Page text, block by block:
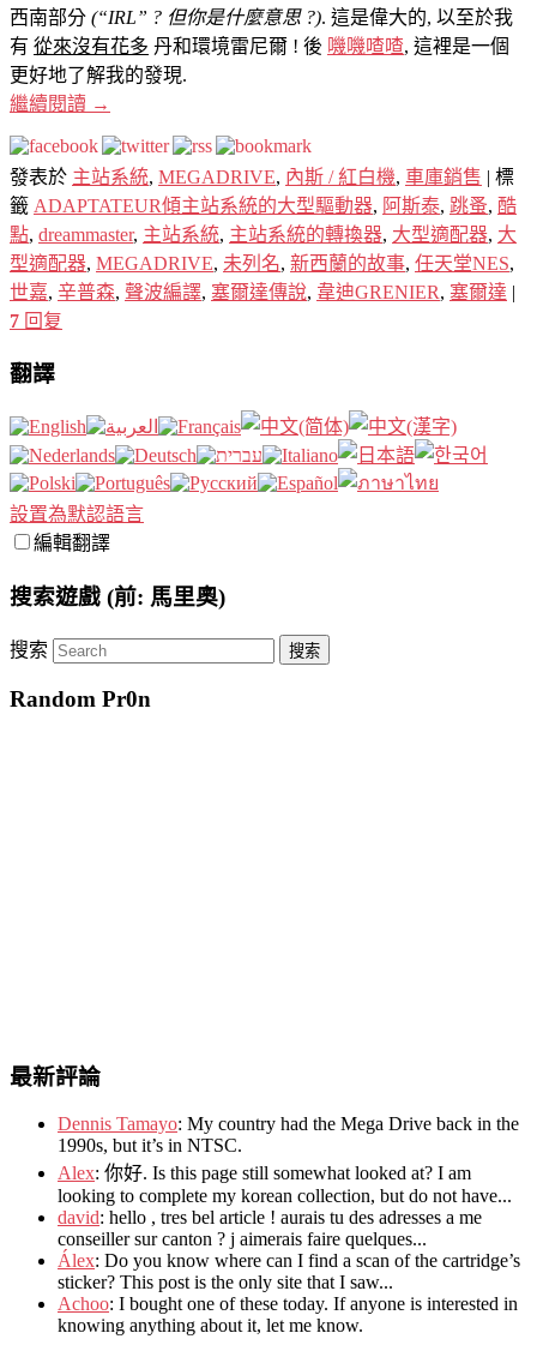
西南部分 (“IRL” ? 但你是什麼意思 ?). 這是偉大的, 以至於我
有 從來沒有花多 丹和環境雷尼爾 ! 後 嘰嘰喳喳, 這裡是一個
更好地了解我的發現.
繼續閱讀 →
發表於 主站系統, MEGADRIVE, 內斯 / 紅白機, 車庫銷售 | 標
籤 ADAPTATEUR傾主站系統的大型驅動器, 阿斯泰, 跳蚤, 酷
點, dreammaster, 主站系統, 主站系統的轉換器, 大型適配器, 大
型適配器, MEGADRIVE, 未列名, 新西蘭的故事, 任天堂NES,
世嘉, 辛普森, 聲波編譯, 塞爾達傳說, 韋迪GRENIER, 塞爾達 |
7 回复
翻譯
設置為默認語言
編輯翻譯
搜索遊戲 (前: 馬里奧)
搜索
Random Pr0n
最新評論
Dennis Tamayo: My country had the Mega Drive back in the
1990s, but it’s in NTSC.
Alex: 你好. Is this page still somewhat looked at? I am
looking to complete my korean collection, but do not have...
david: hello , tres bel article ! aurais tu des adresses a me
conseiller sur canton ? j aimerais faire quelques...
Álex: Do you know where can I find a scan of the cartridge’s
sticker? This post is the only site that I saw...
Achoo: I bought one of these today. If anyone is interested in
knowing anything about it, let me know.